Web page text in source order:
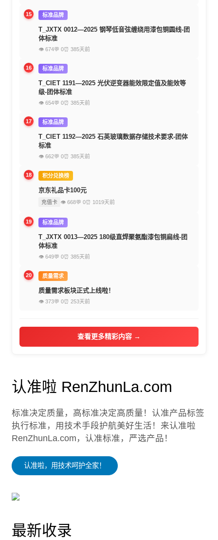
15 标准品牌
T_JXTX 0012—2025 钢琴低音弦缠绕用漆包铜圆线-团
体标准
👁 674💬 0⏰ 385天前
16 标准品牌
T_CIET 1191—2025 光伏逆变器能效限定值及能效等
级-团体标准
👁 654💬 0⏰ 385天前
17 标准品牌
T_CIET 1192—2025 石英玻璃数据存储技术要求-团体
标准
👁 662💬 0⏰ 385天前
18 积分兑换榜
京东礼品卡100元
充值卡 👁 668💬 0⏰ 1019天前
19 标准品牌
T_JXTX 0013—2025 180级直焊聚氨酯漆包铜扁线-团
体标准
👁 649💬 0⏰ 385天前
20 质量需求
质量需求板块正式上线啦！
👁 373💬 0⏰ 253天前
查看更多精彩内容 →
认准啦 RenZhunLa.com
标准决定质量，高标准决定高质量！认准产品标签
执行标准，用技术手段护航美好生活！来认准啦
RenZhunLa.com，认准标准，严选产品！
认准啦，用技术呵护全家！
最新收录